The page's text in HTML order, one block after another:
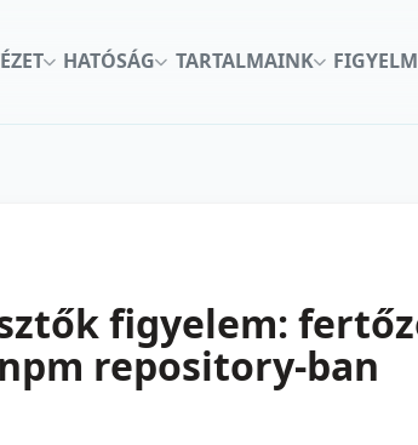
HATÓSÁG TARTALMAINK
figyelem:
repository-ban